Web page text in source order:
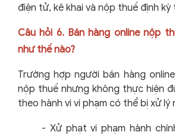
điện tử, kê khai và nộp thuế định kỳ
Câu hỏi 6. Bán hàng online nộp
như thế nào?
Trường hợp người bán hàng
nộp thuế nhưng không thực hiện
theo hành vi vi phạm có thể bị xử lý
- Xử phạt vi phạm hành